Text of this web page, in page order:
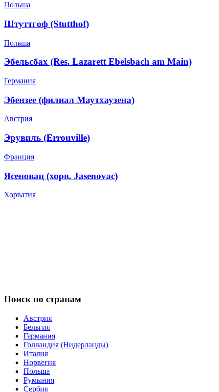
Польша
Штуттгоф (Stutthof)
Польша
Эбельсбах (Res. Lazarett Ebelsbach am Main)
Германия
Эбензее (филиал Маутхаузена)
Австрия
Эрувиль (Errouville)
Франция
Ясеновац (хорв. Jasenovac)
Хорватия
Поиск по странам
Австрия
Бельгия
Германия
Голландия (Нидерланды)
Италия
Норвегия
Польша
Румыния
Сербия